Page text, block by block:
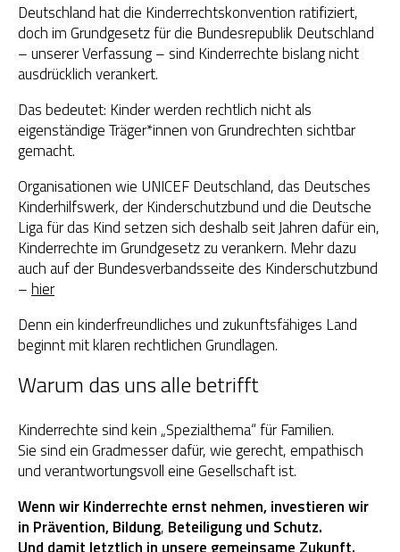
Deutschland hat die Kinderrechtskonvention ratifiziert,
doch im Grundgesetz für die Bundesrepublik Deutschland
– unserer Verfassung – sind Kinderrechte bislang nicht
ausdrücklich verankert.
Das bedeutet: Kinder werden rechtlich nicht als
eigenständige Träger*innen von Grundrechten sichtbar
gemacht.
Organisationen wie UNICEF Deutschland, das Deutsches
Kinderhilfswerk, der Kinderschutzbund und die Deutsche
Liga für das Kind setzen sich deshalb seit Jahren dafür ein,
Kinderrechte im Grundgesetz zu verankern. Mehr dazu
auch auf der Bundesverbandsseite des Kinderschutzbund
–hier
Denn ein kinderfreundliches und zukunftsfähiges Land
beginnt mit klaren rechtlichen Grundlagen.
Warum das uns alle betrifft
Kinderrechte sind kein „Spezialthema“ für Familien.
Sie sind ein Gradmesser dafür, wie gerecht, empathisch
und verantwortungsvoll eine Gesellschaft ist.
Wenn wir Kinderrechte ernst nehmen, investieren wir
in Prävention,Bildung, Beteiligung und Schutz.